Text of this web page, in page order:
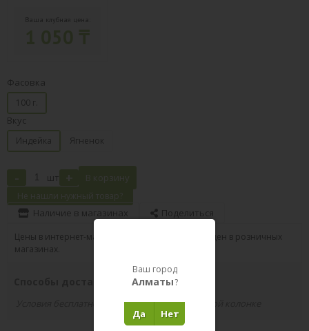
Ваша клубная цена:
Фасовка
100 г.
Вкус
Индейка Ягненок
- шт + В корзину
Не нашли нужный товар?
Наличие в магазинах Поделиться
Цены в интернет-магазине могут отличаться от цен в розничных
магазинах.
Способы доставки вашего заказа
Условия бесплатной доставки указаны в правой колонке
Ваш город
Алматы?
Нет
Да